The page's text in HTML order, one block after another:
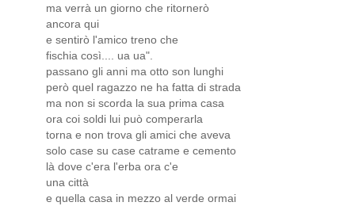
ma verrà un giorno che ritornerò
ancora qui
e sentirò l'amico treno che
fischia così.... ua ua".
passano gli anni ma otto son lunghi
però quel ragazzo ne ha fatta di strada
ma non si scorda la sua prima casa
ora coi soldi lui può comperarla
torna e non trova gli amici che aveva
solo case su case catrame e cemento
là dove c'era l'erba ora c'e
una città
e quella casa in mezzo al verde ormai